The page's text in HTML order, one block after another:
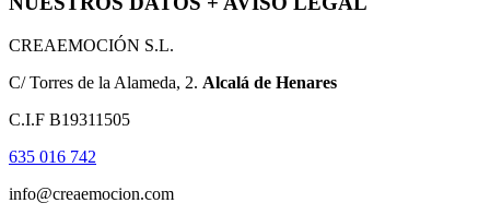
CREAEMOCIÓN S.L.
C/ Torres de la Alameda, 2. Alcalá de Henares
C.I.F B19311505
635 016 742
info@creaemocion.com